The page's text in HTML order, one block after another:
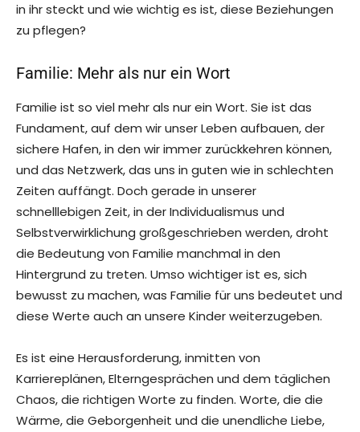
in ihr steckt und wie wichtig es ist, diese Beziehungen
zu pflegen?
Familie: Mehr als nur ein Wort
Familie ist so viel mehr als nur ein Wort. Sie ist das
Fundament, auf dem wir unser Leben aufbauen, der
sichere Hafen, in den wir immer zurückkehren können,
und das Netzwerk, das uns in guten wie in schlechten
Zeiten auffängt. Doch gerade in unserer
schnelllebigen Zeit, in der Individualismus und
Selbstverwirklichung großgeschrieben werden, droht
die Bedeutung von Familie manchmal in den
Hintergrund zu treten. Umso wichtiger ist es, sich
bewusst zu machen, was Familie für uns bedeutet und
diese Werte auch an unsere Kinder weiterzugeben.
Es ist eine Herausforderung, inmitten von
Karriereplänen, Elterngesprächen und dem täglichen
Chaos, die richtigen Worte zu finden. Worte, die die
Wärme, die Geborgenheit und die unendliche Liebe,